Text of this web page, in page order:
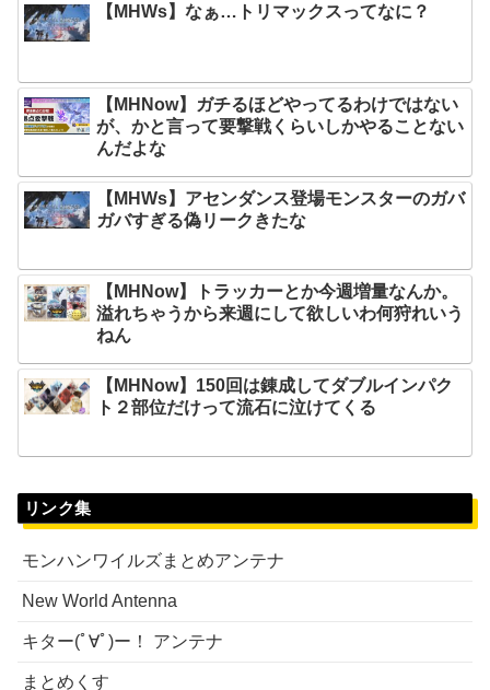
【MHWs】なぁ…トリマックスってなに？
【MHNow】ガチるほどやってるわけではない
が、かと言って要撃戦くらいしかやることない
んだよな
【MHWs】アセンダンス登場モンスターのガバ
ガバすぎる偽リークきたな
【MHNow】トラッカーとか今週増量なんか。
溢れちゃうから来週にして欲しいわ何狩れいう
ねん
【MHNow】150回は錬成してダブルインパク
ト２部位だけって流石に泣けてくる
リンク集
モンハンワイルズまとめアンテナ
New World Antenna
キター(ﾟ∀ﾟ)ー！ アンテナ
まとめくす